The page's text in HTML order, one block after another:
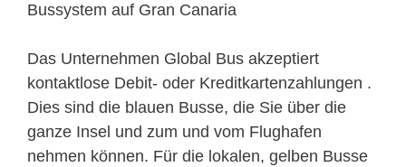
Bussystem auf Gran Canaria
Das Unternehmen Global Bus akzeptiert
kontaktlose Debit- oder Kreditkartenzahlungen .
Dies sind die blauen Busse, die Sie über die
ganze Insel und zum und vom Flughafen
nehmen können. Für die lokalen, gelben Busse